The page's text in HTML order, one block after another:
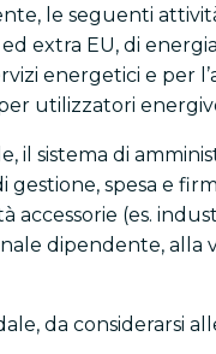
le seguenti
extra EU, di
energetici e per
utilizzatori
il sistema di
gestione, spesa e
(es.
dipendente, alla
da